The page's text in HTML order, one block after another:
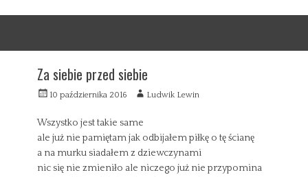
Za siebie przed siebie
W
s
n
y
10 października 2016
A
t
o
Ludwik Lewin
Wszystko jest takie same
ale już nie pamiętam jak odbijałem piłkę o tę ścianę
a na murku siadałem z dziewczynami
nic się nie zmieniło ale niczego już nie przypomina